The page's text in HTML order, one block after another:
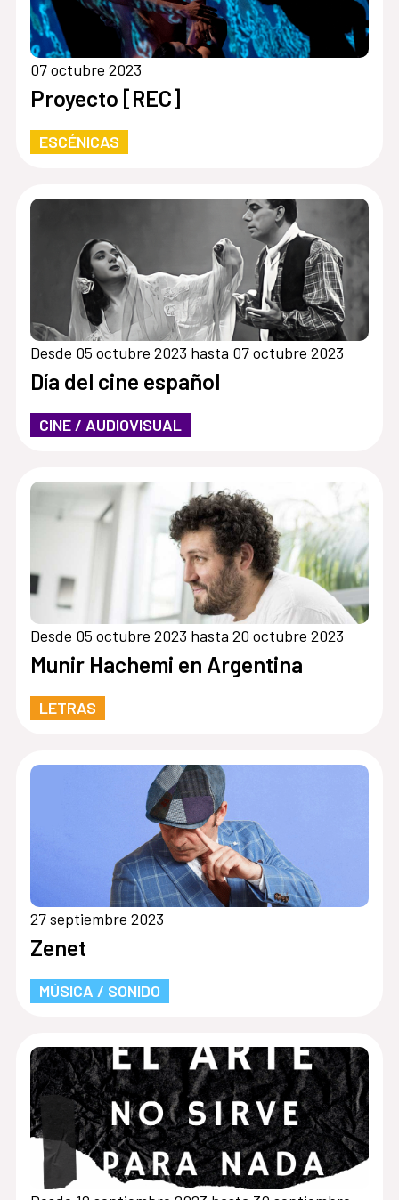
07 octubre 2023
Proyecto [REC]
ESCÉNICAS
Desde 05 octubre 2023 hasta 07 octubre 2023
Día del cine español
CINE / AUDIOVISUAL
Desde 05 octubre 2023 hasta 20 octubre 2023
Munir Hachemi en Argentina
LETRAS
27 septiembre 2023
Zenet
MÚSICA / SONIDO